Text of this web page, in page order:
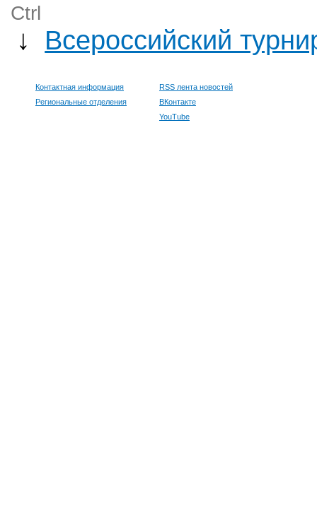
Ctrl
↓ Всероссийский
Контактная информация
Региональные отделения
RSS лента новостей
ВКонтакте
YouTube